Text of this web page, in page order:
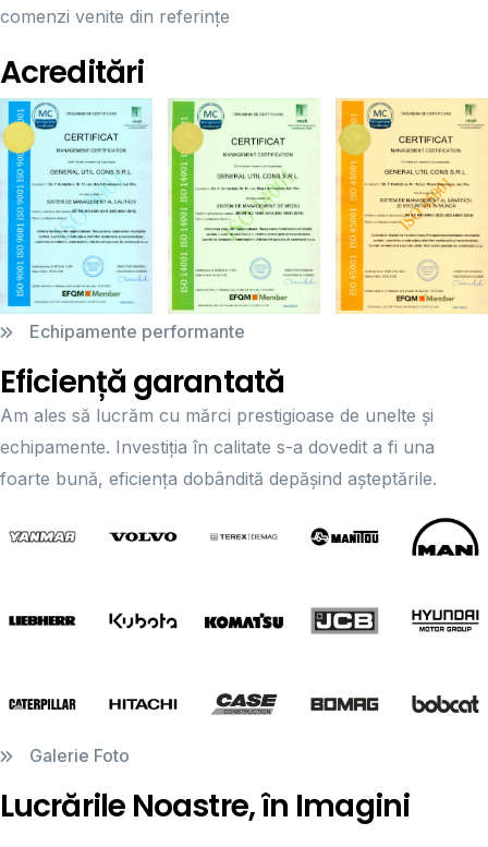
comenzi venite din referințe
Acreditări
Echipamente performante
Eficiență garantată
Am ales să lucrăm cu mărci prestigioase de unelte și
echipamente. Investiția în calitate s-a dovedit a fi una
foarte bună, eficiența dobândită depășind așteptările.
Galerie Foto
Lucrările Noastre, în Imagini